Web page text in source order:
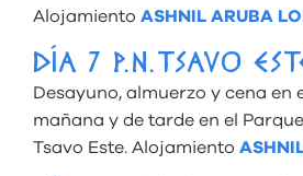
Alojamiento ASHNIL ARUBA
DÍA 7 P.N.TSAVO
Desayuno, almuerzo y cena en
mañana y de tarde en el
Tsavo Este. Alojamiento